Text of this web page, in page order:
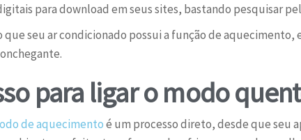
para download em seus sites, bastando pesquisar
seu ar condicionado possui a função de
para ligar o modo
de aquecimentoé um processo direto, desde que seu